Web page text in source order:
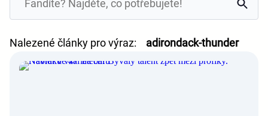
Nalezené články pro výraz: adirondack-thunder